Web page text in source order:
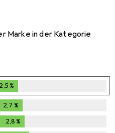
Marke in der Kategorie
2,5 %
2,7 %
2,8 %